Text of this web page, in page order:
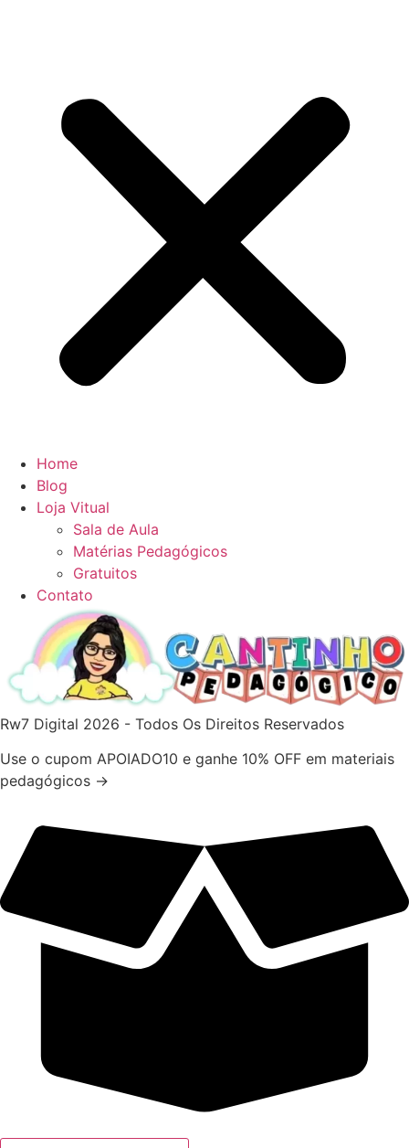
Home
Blog
Loja Vitual
Sala de Aula
Matérias Pedagógicos
Gratuitos
Contato
Rw7 Digital 2026 - Todos Os Direitos Reservados
Use o cupom APOIADO10 e ganhe 10% OFF em materiais
pedagógicos →